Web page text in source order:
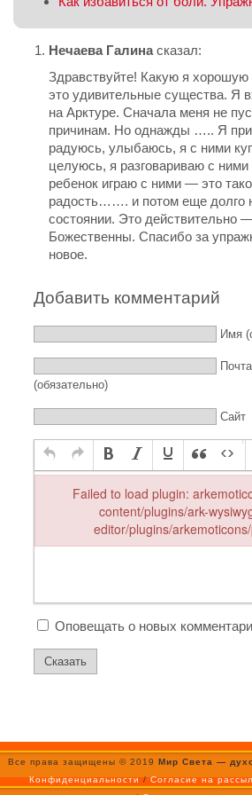
Нечаева Галинасказал:
Здравствуйте! Какую я
это удивительные существа. Я
на Арктуре. Сначала меня не
причинам. Но однажды ….. Я
радуюсь, улыбаюсь, я с ними
целуюсь, я разговариваю с
ребенок играю с ними — это
радость……. и потом еще долго
состоянии. Это действительно
Божественны. Спасибо за
новое.
Добавить комментарий
Имя
(обязательно)
Сайт
Оповещать о новых
Все права защищены © 2019 Мир Света —
Конфиденциальности/Согласие на
Failed to load plugin:
content/plugins/ark-
editor/plugins/
Failed to load plugin: arkemoticons